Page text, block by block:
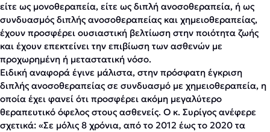
είτε ως μονοθεραπεία, είτε ως διπλή ανοσοθεραπεία, ή ως
συνδυασμός διπλής ανοσοθεραπείας και χημειοθεραπείας,
έχουν προσφέρει ουσιαστική βελτίωση στην ποιότητα ζωής
και έχουν επεκτείνει την επιβίωση των ασθενών με
προχωρημένη ή μεταστατική νόσο.
Ειδική αναφορά έγινε μάλιστα, στην πρόσφατη έγκριση
διπλής ανοσοθεραπείας σε συνδυασμό με χημειοθεραπεία, η
οποία έχει φανεί ότι προσφέρει ακόμη μεγαλύτερο
θεραπευτικό όφελος στους ασθενείς. Ο κ. Συρίγος ανέφερε
σχετικά: «Σε μόλις 8 χρόνια, από το 2012 έως το 2020 τα